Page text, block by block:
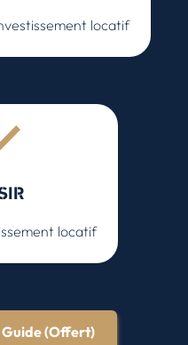
locatif
locatif
(Offert)